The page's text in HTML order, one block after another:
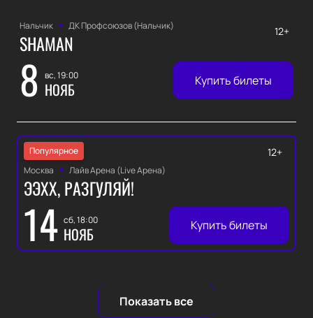
Нальчик ДК Профсоюзов (Нальчик)
SHAMAN
8 вс, 19:00
НОЯБ
12+
Купить билеты
Популярное
Москва
Лайв Арена (Live Арена)
ЭЭХХ, РАЗГУЛЯЙ!
14 сб, 18:00
НОЯБ
12+
Купить билеты
Показать все